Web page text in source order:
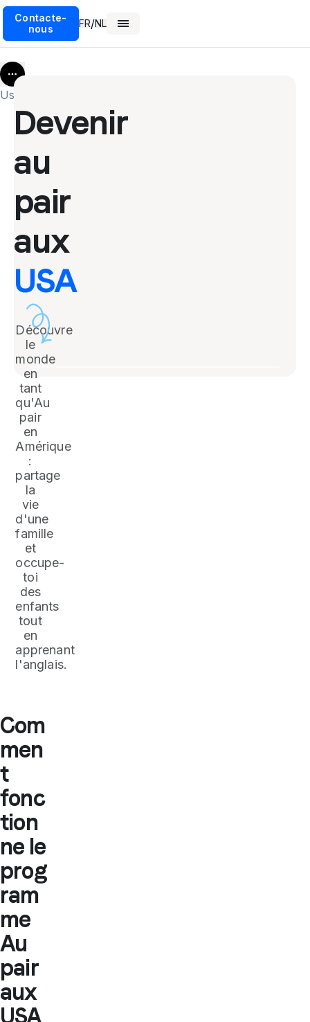
Contacte-
nous
FR/NL
More
Usa
Devenir
au
pair
aux
USA
Découvre
le
monde
en
tant
qu'Au
pair
en
Amérique
:
partage
la
vie
d'une
famille
et
occupe-
toi
des
enfants
tout
en
apprenant
l'anglais.
Com
men
t
fonc
tion
ne le
prog
ram
me
Au
pair
aux
USA